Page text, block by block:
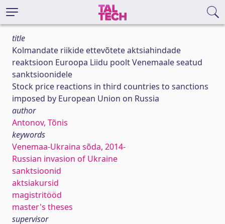
title
Kolmandate riikide ettevõtete aktsiahindade
reaktsioon Euroopa Liidu poolt Venemaale seatud
sanktsioonidele
Stock price reactions in third countries to sanctions
imposed by European Union on Russia
author
Antonov, Tõnis
keywords
Venemaa-Ukraina sõda, 2014-
Russian invasion of Ukraine
sanktsioonid
aktsiakursid
magistritööd
master's theses
supervisor